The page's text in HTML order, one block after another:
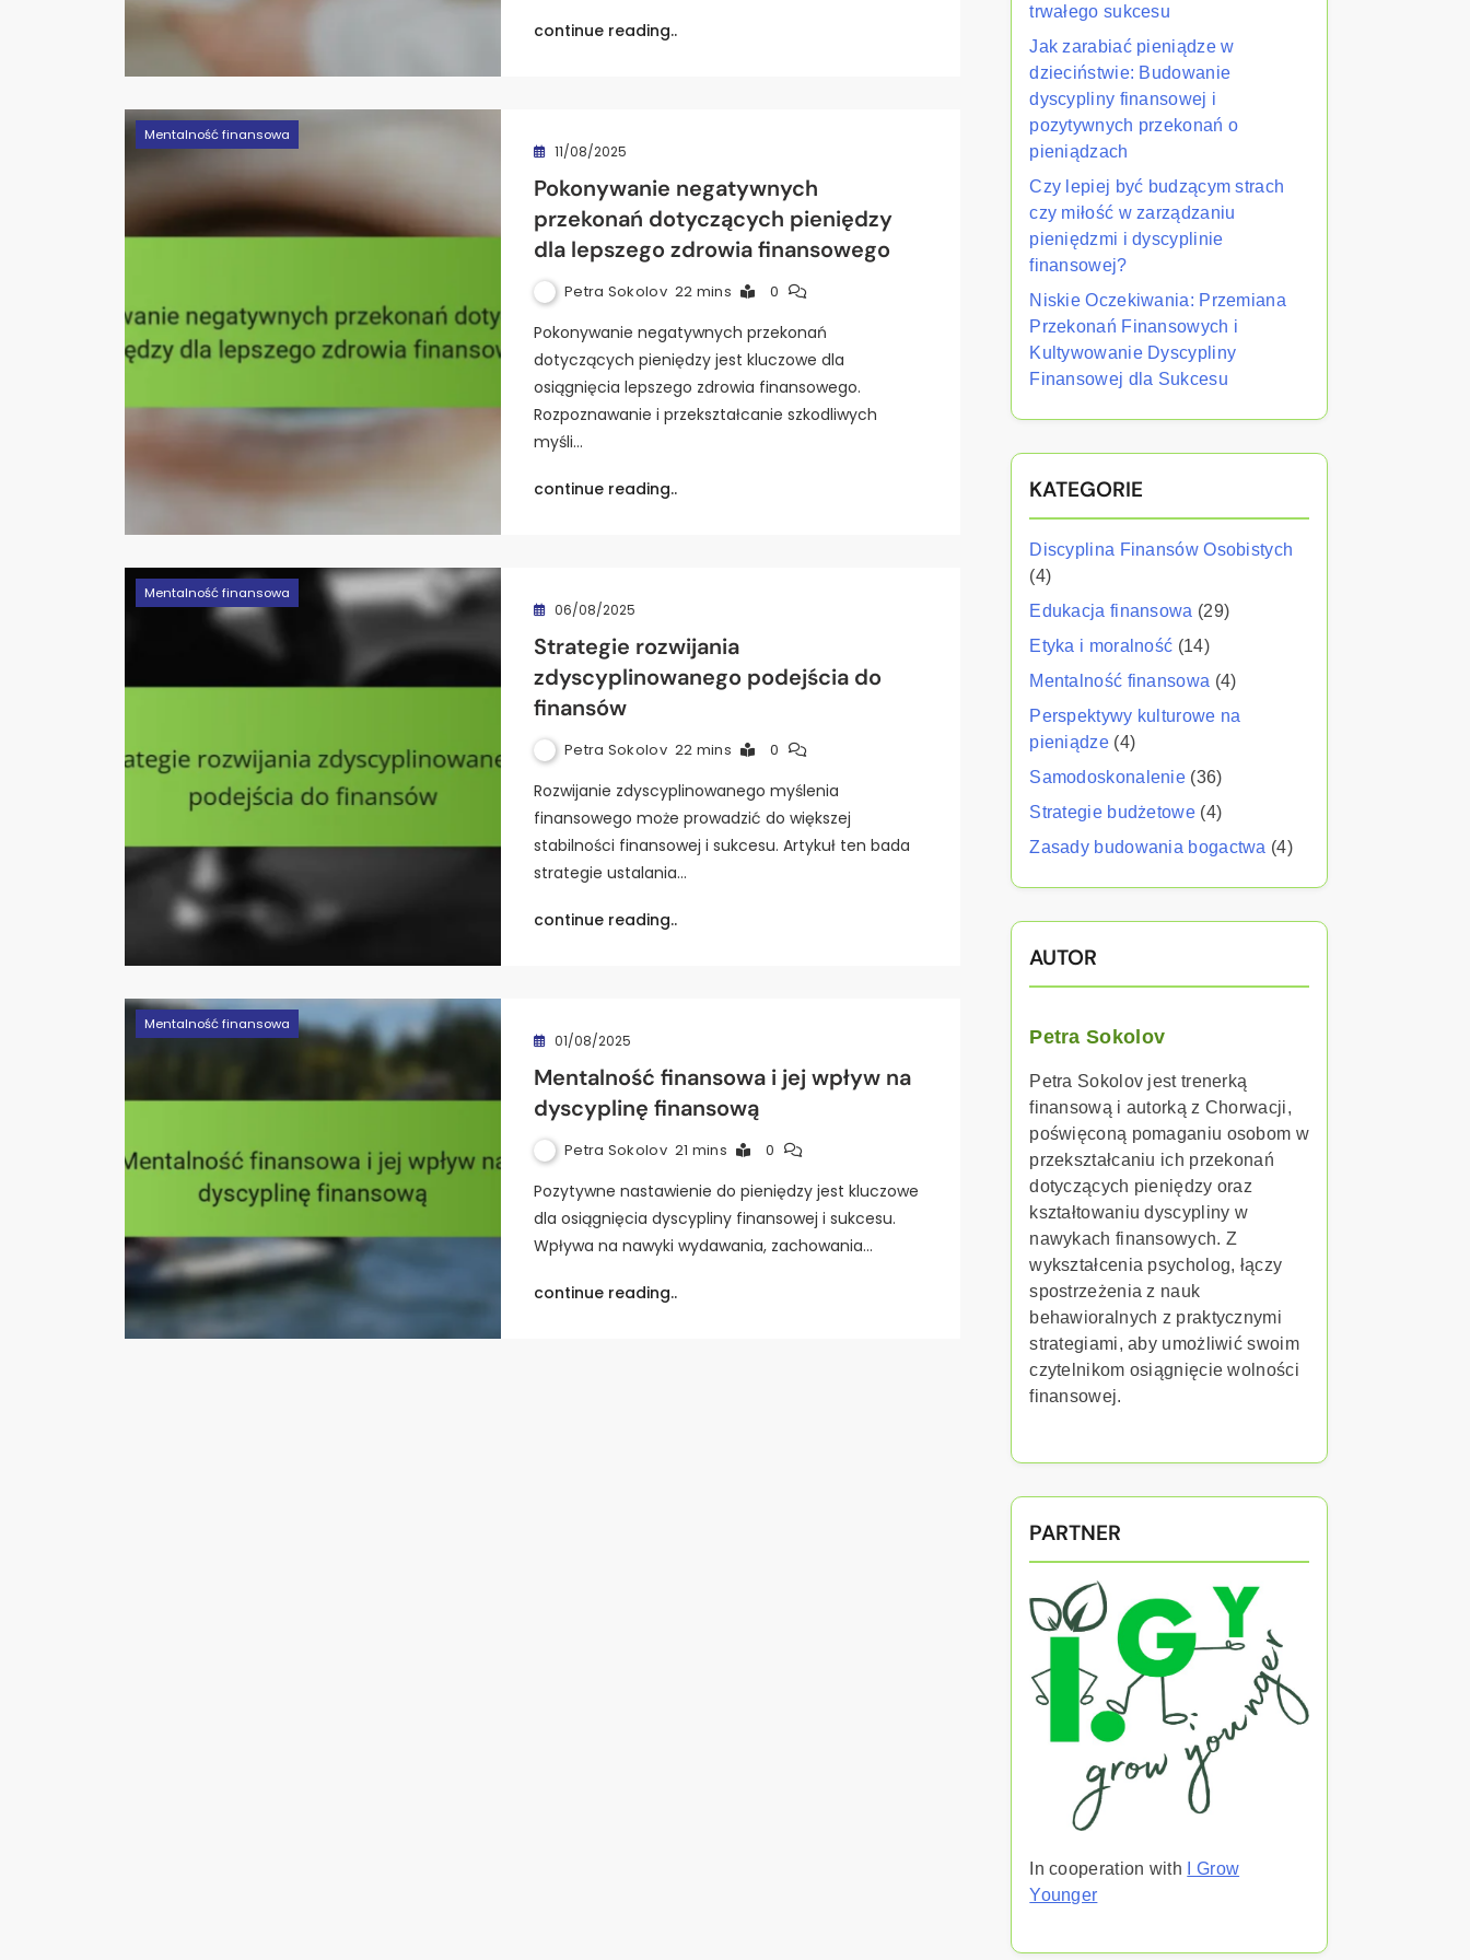
continue reading..
Mentalność finansowa
11/08/2025
Pokonywanie negatywnych
przekonań dotyczących pieniędzy
dla lepszego zdrowia finansowego
Petra Sokolov 22 mins 0
Pokonywanie negatywnych przekonań
dotyczących pieniędzy jest kluczowe dla
osiągnięcia lepszego zdrowia finansowego.
Rozpoznawanie i przekształcanie szkodliwych
myśli…
continue reading..
Mentalność finansowa
06/08/2025
Strategie rozwijania
zdyscyplinowanego podejścia do
finansów
Petra Sokolov 22 mins 0
Rozwijanie zdyscyplinowanego myślenia
finansowego może prowadzić do większej
stabilności finansowej i sukcesu. Artykuł ten bada
strategie ustalania…
continue reading..
Mentalność finansowa
01/08/2025
Mentalność finansowa i jej wpływ na
dyscyplinę finansową
Petra Sokolov 21 mins 0
Pozytywne nastawienie do pieniędzy jest kluczowe
dla osiągnięcia dyscypliny finansowej i sukcesu.
Wpływa na nawyki wydawania, zachowania…
continue reading..
trwałego sukcesu
Jak zarabiać pieniądze w
dzieciństwie: Budowanie
dyscypliny finansowej i
pozytywnych przekonań o
pieniądzach
Czy lepiej być budzącym strach
czy miłość w zarządzaniu
pieniędzmi i dyscyplinie
finansowej?
Niskie Oczekiwania: Przemiana
Przekonań Finansowych i
Kultywowanie Dyscypliny
Finansowej dla Sukcesu
KATEGORIE
Discyplina Finansów Osobistych
(4)
Edukacja finansowa (29)
Etyka i moralność (14)
Mentalność finansowa (4)
Perspektywy kulturowe na
pieniądze (4)
Samodoskonalenie (36)
Strategie budżetowe (4)
Zasady budowania bogactwa (4)
AUTOR
Petra Sokolov
Petra Sokolov jest trenerką
finansową i autorką z Chorwacji,
poświęconą pomaganiu osobom w
przekształcaniu ich przekonań
dotyczących pieniędzy oraz
kształtowaniu dyscypliny w
nawykach finansowych. Z
wykształcenia psycholog, łączy
spostrzeżenia z nauk
behawioralnych z praktycznymi
strategiami, aby umożliwić swoim
czytelnikom osiągnięcie wolności
finansowej.
PARTNER
In cooperation with
I Grow
Younger